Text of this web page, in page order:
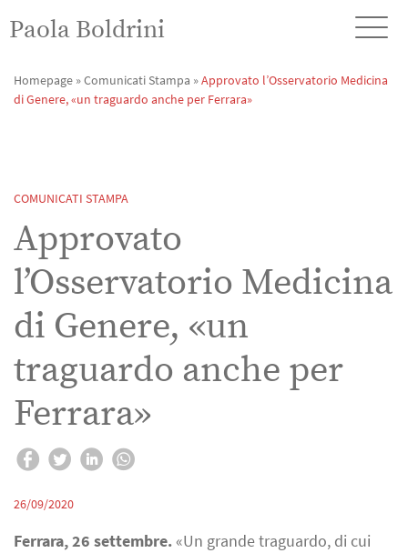
Paola Boldrini
Homepage »Comunicati Stampa »Approvato l’Osservatorio Medicina
di Genere, «un traguardo anche per Ferrara»
COMUNICATI STAMPA
Approvato
l’Osservatorio Medicina
di Genere, «un
traguardo anche per
Ferrara»
26/09/2020
Ferrara, 26 settembre.«Un grande traguardo, di cui